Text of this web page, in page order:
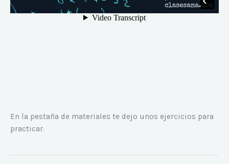
En la pestaña de materiales te dejo unos ejercicios para
practicar.